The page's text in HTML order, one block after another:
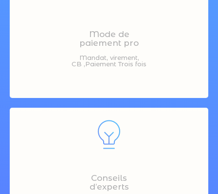
Mode de
paiement pro
Mandat, virement,
CB ,Paiement Trois fois
Conseils
d’experts